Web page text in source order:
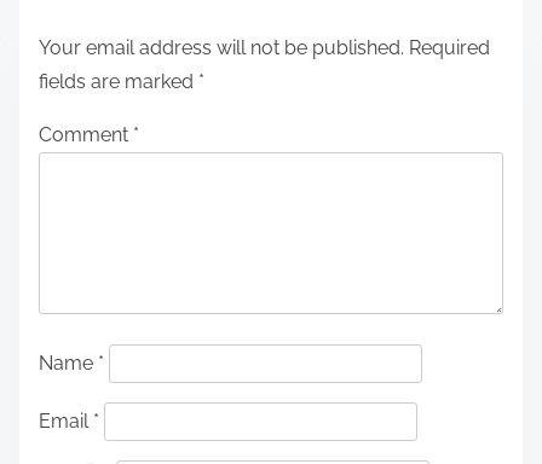
Your email address will not be published. Required
fields are marked *
Comment *
Name *
Email *